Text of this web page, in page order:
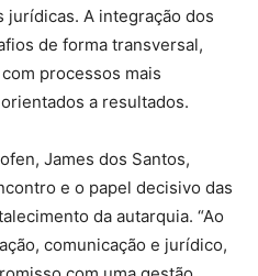
jurídicas. A integração dos
de forma transversal,
processos mais
a resultados.
James dos Santos,
e o papel decisivo das
da autarquia. “Ao
comunicação e jurídico,